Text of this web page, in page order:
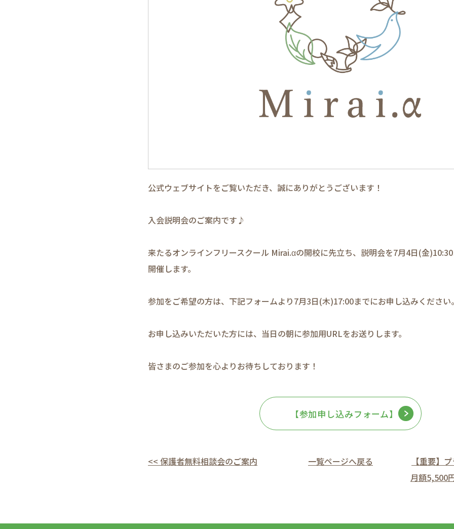
公式ウェブサイトをご覧いただき、誠にありがとうございます！
入会説明会のご案内です♪
来たるオンラインフリースクール Mirai.αの開校に先立ち、説明会を7月4日(金
開催します。
参加をご希望の方は、下記フォームより7月3日(木)17:00までにお申し込みください。
お申し込みいただいた方には、当日の朝に参加用URLをお送りします。
皆さまのご参加を心よりお待ちしております！
【参加申し込みフォーム】
一覧ページへ戻る
<< 保護者無料相談会のご案内
【重要】
月額5,500